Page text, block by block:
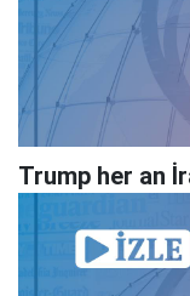
Trump her an